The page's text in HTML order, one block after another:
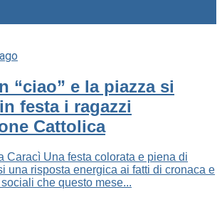
“ciao” e la piazza si
festa i ragazzi
Cattolica
Caracì Una festa colorata e piena di
una risposta energica ai fatti di cronaca e
che questo mese...